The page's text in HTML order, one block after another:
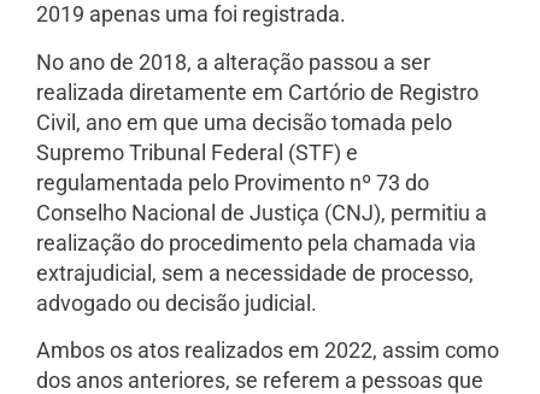
2019 apenas uma foi registrada.
No ano de 2018, a alteração passou a ser
realizada diretamente em Cartório de Registro
Civil, ano em que uma decisão tomada pelo
Supremo Tribunal Federal (STF) e
regulamentada pelo Provimento nº 73 do
Conselho Nacional de Justiça (CNJ), permitiu a
realização do procedimento pela chamada via
extrajudicial, sem a necessidade de processo,
advogado ou decisão judicial.
Ambos os atos realizados em 2022, assim como
dos anos anteriores, se referem a pessoas que